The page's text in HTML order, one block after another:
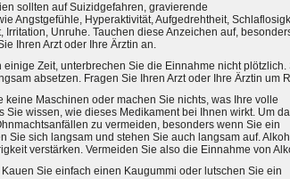
sollten auf Suizidgefahren, gravierende
Angstgefühle, Hyperaktivität, Aufgedrehtheit,
Irritation, Unruhe. Tauchen diese Anzeichen auf,
Ihren Arzt oder Ihre Ärztin an.
einige Zeit, unterbrechen Sie die Einnahme nicht plötzlich.
absetzen. Fragen Sie Ihren Arzt oder Ihre Ärztin um
keine Maschinen oder machen Sie nichts, was Ihre volle
Sie wissen, wie dieses Medikament bei Ihnen wirkt. Um
zu vermeiden, besonders wenn Sie ein
Sie sich langsam und stehen Sie auch langsam auf.
verstärken. Vermeiden Sie also die Einnahme von
Kauen Sie einfach einen Kaugummi oder lutschen Sie ein